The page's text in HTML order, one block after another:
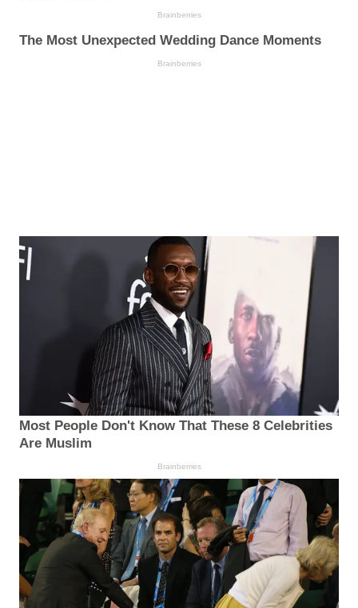
Brainberries
The Most Unexpected Wedding Dance Moments
Brainberries
Most People Don't Know That These 8 Celebrities
Are Muslim
Brainberries